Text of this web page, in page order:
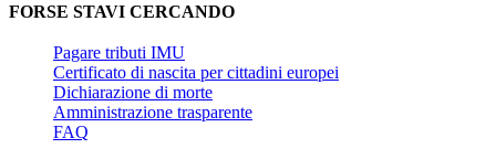
FORSE STAVI CERCANDO
Pagare tributi IMU
Certificato di nascita per cittadini europei
Dichiarazione di morte
Amministrazione trasparente
FAQ